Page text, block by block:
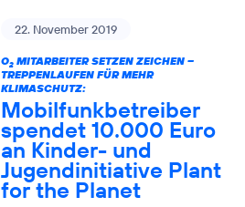
22. November 2019
O2MITARBEITER SETZEN ZEICHEN –
TREPPENLAUFEN FÜR MEHR
KLIMASCHUTZ:
Mobilfunkbetreiber
spendet 10.000 Euro
an Kinder- und
Jugendinitiative Plant
for the Planet